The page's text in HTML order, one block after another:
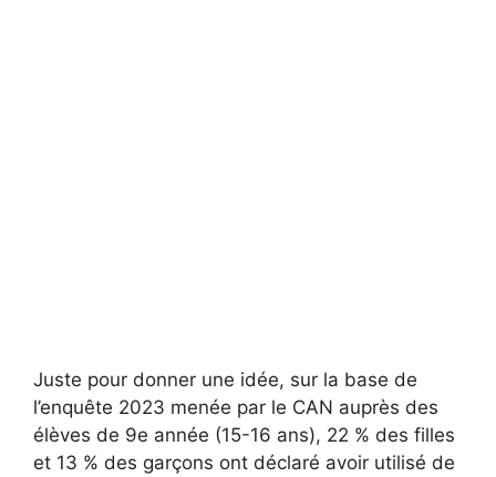
Juste pour donner une idée, sur la base de
l’enquête 2023 menée par le CAN auprès des
élèves de 9e année (15-16 ans), 22 % des filles
et 13 % des garçons ont déclaré avoir utilisé de